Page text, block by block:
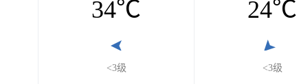
34℃
<3级
24℃
<3级